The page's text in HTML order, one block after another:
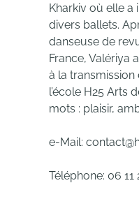
Kharkiv où elle a
divers ballets.
danseuse de
France, Valériya
à la
l’école H25 Arts
mots : plaisir,
e-Mail:
Téléphone: 06 11